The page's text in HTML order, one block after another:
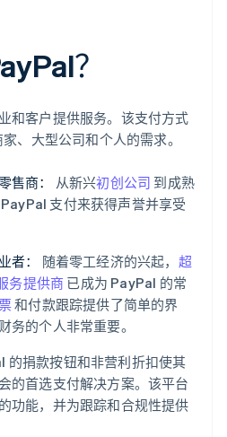
？
和客户提供服务。该支付方式
、大型公司和个人的需求。
售商： 从新兴初创公司 到成熟
支付来获得声誉并享受
者：
随着零工经济的兴起， 超
务提供商 已成为 PayPal 的常
和付款跟踪提供了简单的界
务的个人非常重要。
的捐款按钮和非营利折扣使其
的首选支付解决方案。该平台
功能，并为跟踪和合规性提供